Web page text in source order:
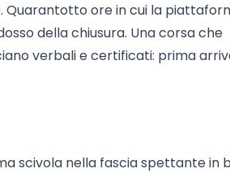
Quarantotto ore in cui la
della chiusura. Una corsa che
verbali e certificati: prima
scivola nella fascia spettante in